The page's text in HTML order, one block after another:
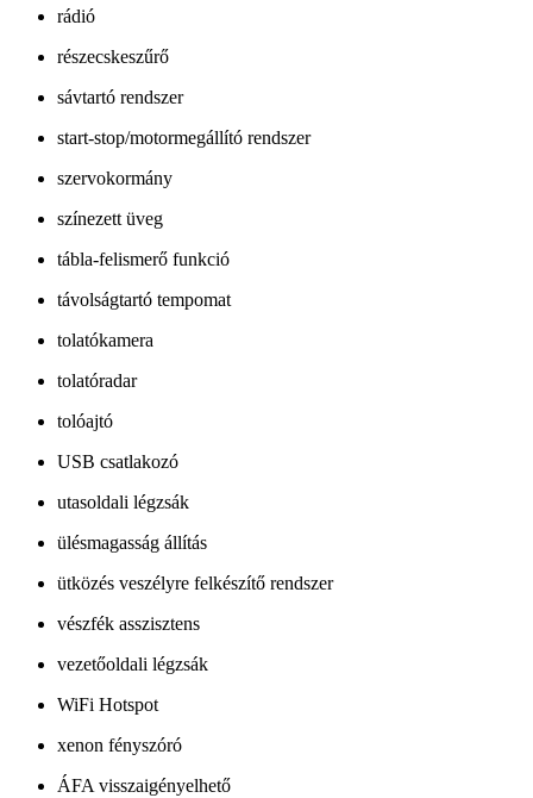
rádió
részecskeszűrő
sávtartó rendszer
start-stop/motormegállító rendszer
szervokormány
színezett üveg
tábla-felismerő funkció
távolságtartó tempomat
tolatókamera
tolatóradar
tolóajtó
USB csatlakozó
utasoldali légzsák
ülésmagasság állítás
ütközés veszélyre felkészítő rendszer
vészfék asszisztens
vezetőoldali légzsák
WiFi Hotspot
xenon fényszóró
ÁFA visszaigényelhető